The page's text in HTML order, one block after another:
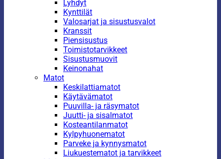
Lyhdyt
Kynttilät
Valosarjat ja sisustusvalot
Kranssit
Piensisustus
Toimistotarvikkeet
Sisustusmuovit
Keinonahat
Matot
Keskilattiamatot
Käytävämatot
Puuvilla- ja räsymatot
Juutti- ja sisalmatot
Kosteantilanmatot
Kylpyhuonematot
Parveke ja kynnysmatot
Liukuestematot ja tarvikkeet